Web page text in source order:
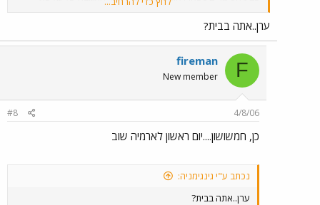
של 14:08 להערכתי מדובר בפאק רציני שמושכים באופן קבוע
ברכבת הזו...
ערן..אתה בבית?
F
fireman
New member
4/8/06
#8
כן, חמשושון....יום ראשון לארמיה שוב
נכתב ע"י גינגימניה:
ערן..אתה בבית?